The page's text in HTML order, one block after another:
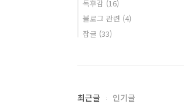
독후감 (16)
블로그 관련 (4)
잡글 (33)
최근글 인기글